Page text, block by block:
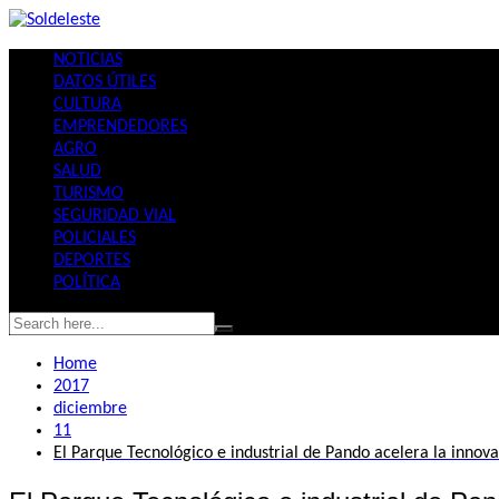
Skip
contentNOTICIAS
DATOS ÚTILES
CULTURA
EMPRENDEDORES
AGRO
SALUD
TURISMO
SEGURIDAD VIAL
POLICIALES
DEPORTES
POLÍTICA
Home
2017
diciembre
11
El Parque Tecnológico e industrial de Pando acelera la